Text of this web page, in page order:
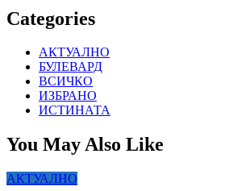
Categories
АКТУАЛНО
БУЛЕВАРД
ВСИЧКО
ИЗБРАНО
ИСТИНАТА
You May Also Like
АКТУАЛНО